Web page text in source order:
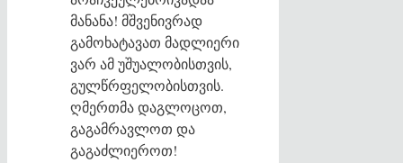
მანანა! მშვენივრად
გამოხატავათ მადლიერი
ვარ ამ უშუალობისთვის,
გულწრფელობისთვის.
ღმერთმა დაგლოცოთ,
გაგამრავლოთ და
გაგაძლიეროთ!